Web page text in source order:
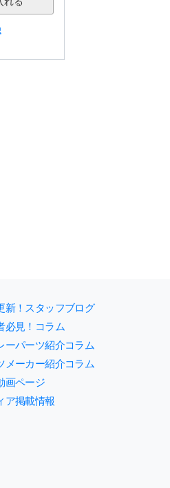
新！スタッフブログ
必見！コラム
ーパーツ紹介コラム
メーカー紹介コラム
画ページ
ア掲載情報